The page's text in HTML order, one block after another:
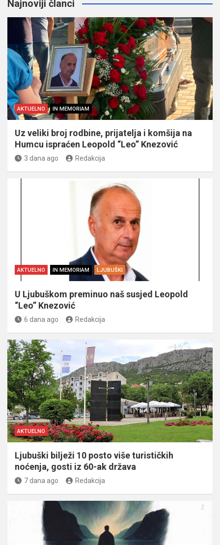
Najnoviji članci
AKTUELNO IN MEMORIAM
Uz veliki broj rodbine, prijatelja i komšija na
Humcu ispraćen Leopold “Leo” Knezović
3 dana ago Redakcija
AKTUELNO IN MEMORIAM LJUBUŠKI
U Ljubuškom preminuo naš susjed Leopold
“Leo” Knezović
6 dana ago Redakcija
AKTUELNO
Ljubuški bilježi 10 posto više turističkih
noćenja, gosti iz 60-ak država
7 dana ago Redakcija